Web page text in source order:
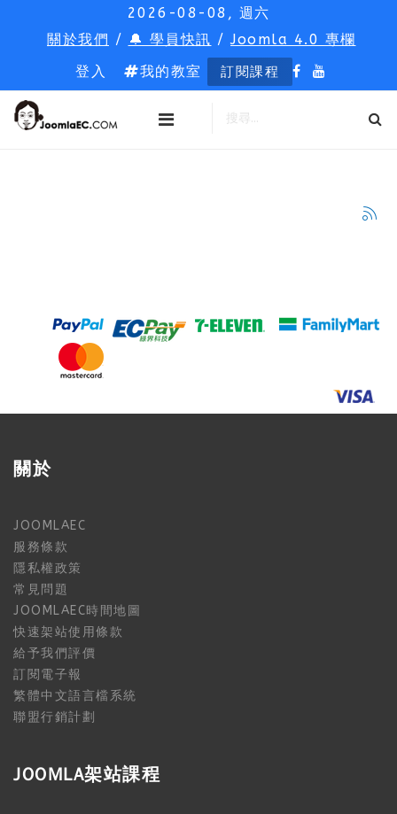
2026-08-08, 週六
關於我們 / 🔔 學員快訊 /Joomla 4.0 專欄
登入
我的教室 訂閱課程
關於
JOOMLAEC
服務條款
隱私權政策
常見問題
JOOMLAEC時間地圖
快速架站使用條款
給予我們評價
訂閱電子報
繁體中文語言檔系統
聯盟行銷計劃
JOOMLA架站課程